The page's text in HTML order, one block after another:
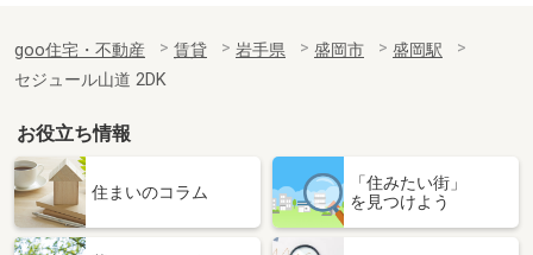
goo住宅・不動産 賃貸 岩手県 盛岡市
盛岡駅
セジュール山道 2DK
お役立ち情報
住まいのコラム
「住みたい街」
を見つけよう